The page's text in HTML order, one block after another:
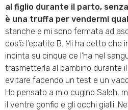
al figlio durante il parto,
è una truffa per vendermi
stanche e mi sono fermata ad
cos’è l’epatite B. Mi ha detto che
incinta su cinque ce l’ha nel
trasmetterla al bambino durante
evitare facendo un test e un
Ho pensato a mio cugino Saleh,
il ventre gonfio e gli occhi gialli.